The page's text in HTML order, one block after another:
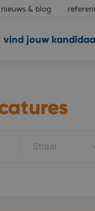
nieuws & blog
vind jouw
Straal